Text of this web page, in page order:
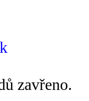
zavřeno.